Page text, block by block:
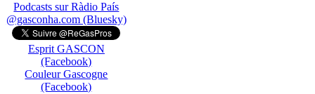
Podcasts sur Ràdio País
@gasconha.com (Bluesky)
Esprit GASCON
(Facebook)
Couleur Gascogne
(Facebook)